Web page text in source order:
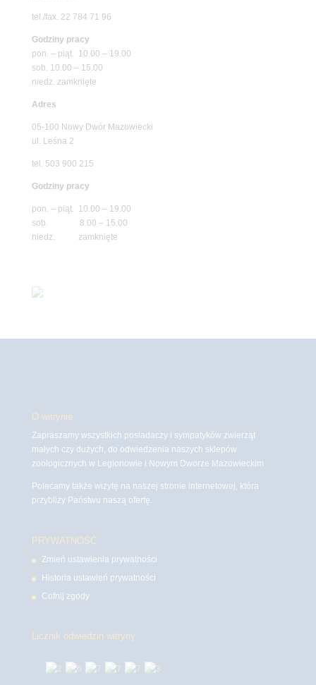
tel./fax. 22 784 71 96
Godziny pracy
pon. – piąt. 10.00 – 19.00
sob. 10.00 – 15.00
niedz. zamknięte
Adres
05-100 Nowy Dwór Mazowiecki
ul. Leśna 2
tel. 503 900 215
Godziny pracy
pon. – piąt. 10.00 – 19.00
sob. 8.00 – 15.00
niedz. zamknięte
O witrynie
Zapraszamy wszystkich posiadaczy i sympatyków zwierząt
małych czy dużych, do odwiedzenia naszych sklepów
zoologicznych w Legionowie i Nowym Dworze Mazowieckim
Polecamy także wizytę na naszej stronie internetowej, która
przybliży Państwu naszą ofertę.
PRYWATNOŚĆ
Zmień ustawienia prywatności
Historia ustawień prywatności
Cofnij zgody
Licznik odwiedzin witryny